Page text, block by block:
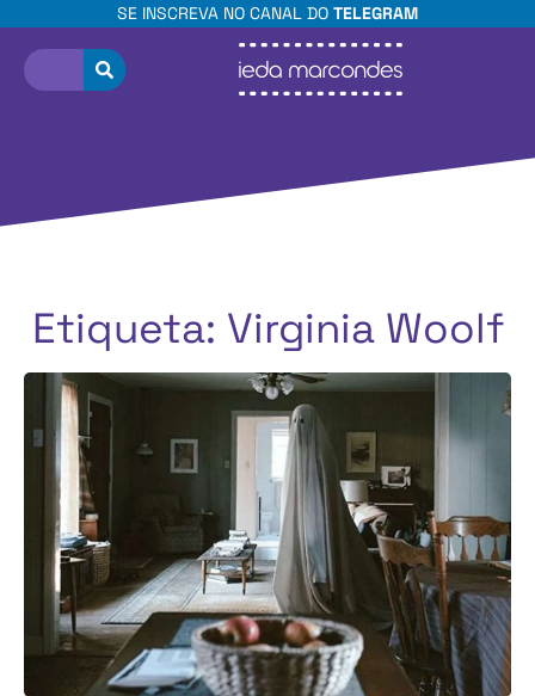
SE INSCREVA NO CANAL DO TELEGRAM
Etiqueta: Virginia Woolf